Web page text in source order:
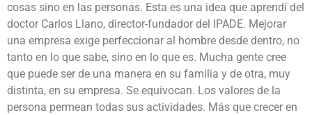
cosas sino en las personas. Esta es una idea que aprendí del
doctor Carlos Llano, director-fundador del IPADE. Mejorar
una empresa exige perfeccionar al hombre desde dentro, no
tanto en lo que sabe, sino en lo que es. Mucha gente cree
que puede ser de una manera en su familia y de otra, muy
distinta, en su empresa. Se equivocan. Los valores de la
persona permean todas sus actividades. Más que crecer en